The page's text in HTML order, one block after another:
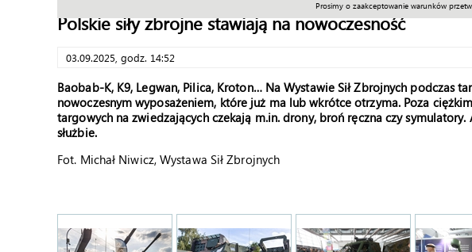
Prosimy o zaakceptowanie warunków
Polskie siły zbrojne stawiają na nowoczesność
03.09.2025, godz. 14:52
Baobab-K, K9, Legwan, Pilica, Kroton… Na Wystawie Sił Zbrojnych podczas
nowoczesnym wyposażeniem, które już ma lub wkrótce otrzyma. Poza
targowych na zwiedzających czekają m.in. drony, broń ręczna czy
służbie.
Fot. Michał Niwicz, Wystawa Sił Zbrojnych